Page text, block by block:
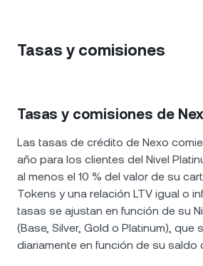
Tasas y comisiones
Tasas y comisiones de
Las tasas de crédito de Nexo
año para los clientes del Nivel
al menos el 10 % del valor de su
Tokens y una relación LTV igual o
tasas se ajustan en función de su
(Base, Silver, Gold o Platinum), que
diariamente en función de su saldo